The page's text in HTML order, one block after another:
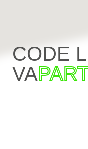
CODE
VA